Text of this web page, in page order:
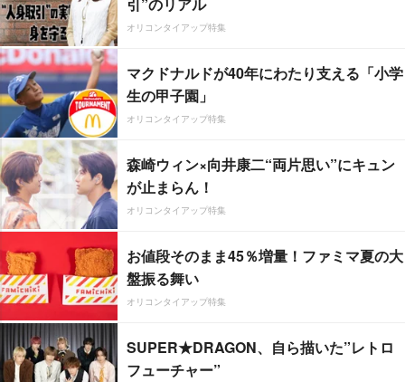
オリコンタイアップ特集
マクドナルドが40年にわたり支える「小学
生の甲子園」
オリコンタイアップ特集
森崎ウィン×向井康二“両片思い”にキュン
が止まらん！
オリコンタイアップ特集
お値段そのまま45％増量！ファミマ夏の大
盤振る舞い
オリコンタイアップ特集
SUPER★DRAGON、自ら描いた”レトロ
フューチャー”